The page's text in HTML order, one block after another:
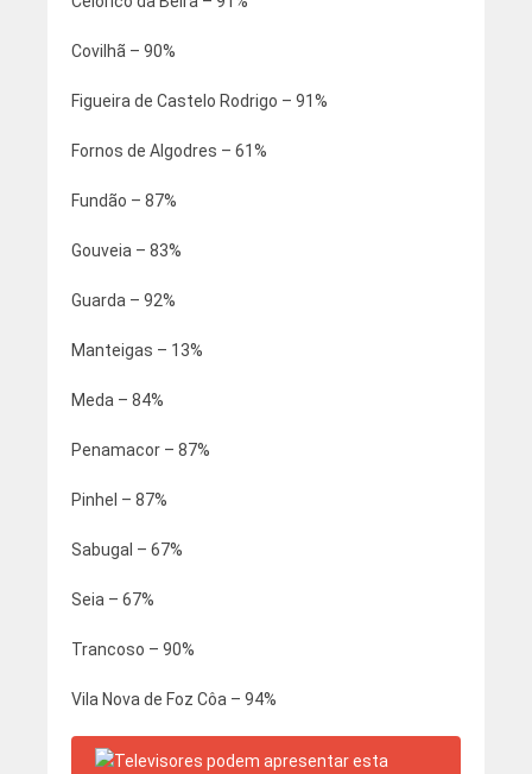
Covilhã – 90%
Figueira de Castelo Rodrigo – 91%
Fornos de Algodres – 61%
Fundão – 87%
Gouveia – 83%
Guarda – 92%
Manteigas – 13%
Meda – 84%
Penamacor – 87%
Pinhel – 87%
Sabugal – 67%
Seia – 67%
Trancoso – 90%
Vila Nova de Foz Côa – 94%